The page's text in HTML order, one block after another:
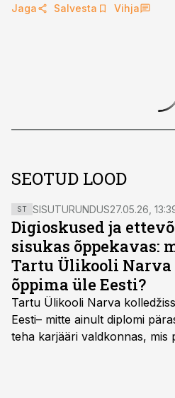
Jaga Salvesta Vihja
SEOTUD LOOD
ST SISUTURUNDUS27.05.26,
Digioskused ja
sisukas õppekavas:
Tartu Ülikooli Narva
õppima üle Eesti?
Tartu Ülikooli Narva
Eesti– mitte ainult diplomi
teha karjääri valdkonnas, mis